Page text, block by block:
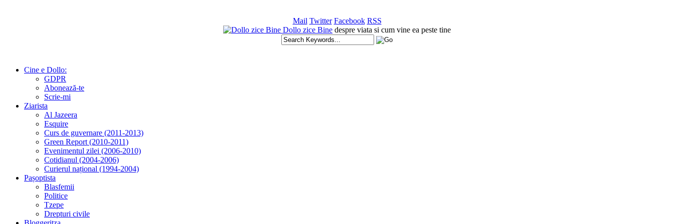
Mail Twitter Facebook RSS
Dollo zice Bine despre viata si cum vine ea peste tine
Cine e Dollo:
GDPR
Abonează-te
Scrie-mi
Ziarista
Al Jazeera
Esquire
Curs de guvernare (2011-2013)
Green Report (2010-2011)
Evenimentul zilei (2006-2010)
Cotidianul (2004-2006)
Curierul național (1994-2004)
Pașoptista
Blasfemii
Politice
Tzepe
Drepturi civile